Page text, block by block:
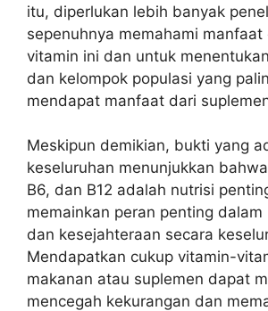
itu, diperlukan lebih banyak
sepenuhnya memahami
vitamin ini dan untuk
dan kelompok populasi yang
mendapat manfaat dari
Meskipun demikian, bukti yang
keseluruhan menunjukkan
B6, dan B12 adalah nutrisi
memainkan peran penting dalam
dan kesejahteraan secara
Mendapatkan cukup vitamin-
makanan atau suplemen dapat
mencegah kekurangan dan